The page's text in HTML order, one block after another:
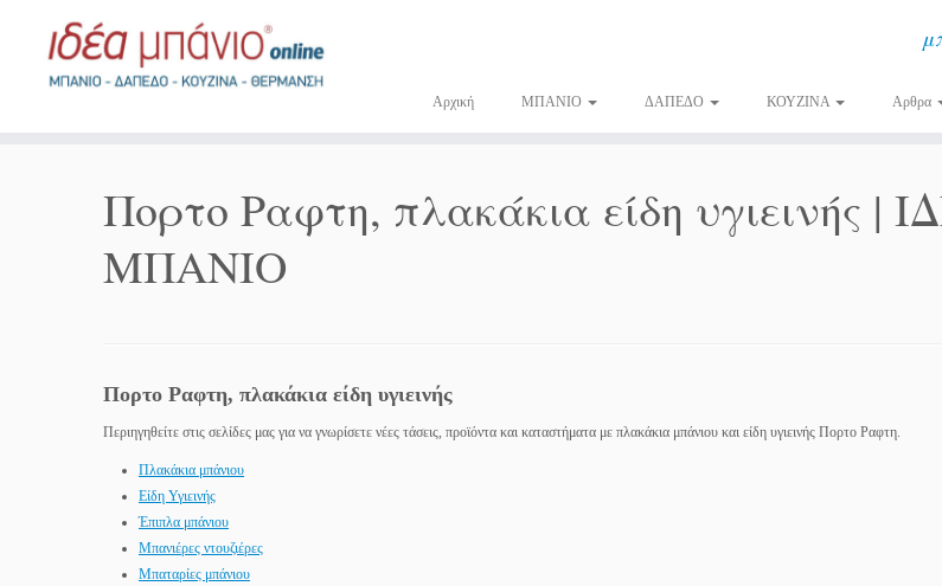
περιεχόμενο
Αρχική ΜΠΑΝΙΟ ΔΑΠΕΔΟ ΚΟΥΖΙΝΑ Αρθρα
Πορτο Ραφτη, πλακάκια είδη υγιεινής |
ΜΠΑΝΙΟ
Πορτο Ραφτη, πλακάκια είδη υγιεινής
Περιηγηθείτε στις σελίδες μας για να γνωρίσετε νέες τάσεις, προϊόντα και καταστήματα με πλακάκια μπάνιου και είδη υγιεινής Πορτο Ραφτη.
Πλακάκια μπάνιου
Είδη Υγιεινής
Έπιπλα μπάνιου
Μπανιέρες ντουζιέρες
Μπαταρίες μπάνιου